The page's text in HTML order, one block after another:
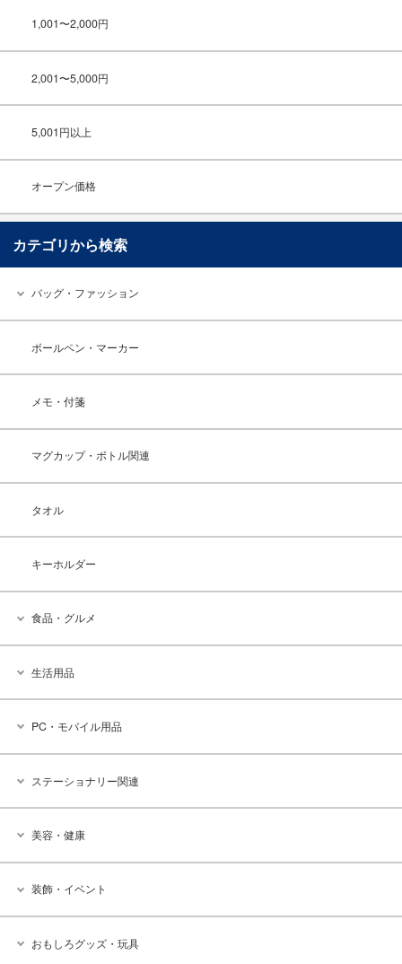
1,001〜2,000円
2,001〜5,000円
5,001円以上
オープン価格
カテゴリから検索
バッグ・ファッション
ボールペン・マーカー
メモ・付箋
マグカップ・ボトル関連
タオル
キーホルダー
食品・グルメ
生活用品
PC・モバイル用品
ステーショナリー関連
美容・健康
装飾・イベント
おもしろグッズ・玩具